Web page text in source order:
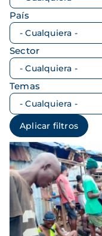
País
Sector
Temas